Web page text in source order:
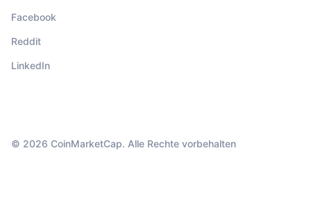
Facebook
Reddit
LinkedIn
© 2026 CoinMarketCap. Alle Rechte vorbehalten